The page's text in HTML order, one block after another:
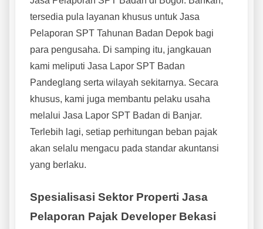
tersedia pula layanan khusus untuk Jasa
Pelaporan SPT Tahunan Badan Depok bagi
para pengusaha. Di samping itu, jangkauan
kami meliputi Jasa Lapor SPT Badan
Pandeglang serta wilayah sekitarnya. Secara
khusus, kami juga membantu pelaku usaha
melalui Jasa Lapor SPT Badan di Banjar.
Terlebih lagi, setiap perhitungan beban pajak
akan selalu mengacu pada standar akuntansi
yang berlaku.
Spesialisasi Sektor Properti Jasa
Pelaporan Pajak Developer Bekasi